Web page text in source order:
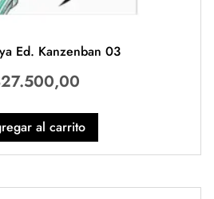
Ed. Kanzenban 03
27.500,00
al carrito